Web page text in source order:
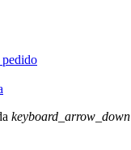
pedido
keyboard_arrow_down